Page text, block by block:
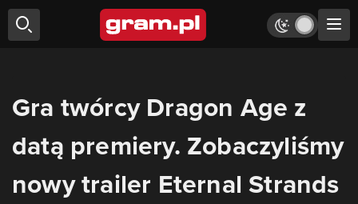
Gra twórcy Dragon Age z
datą premiery. Zobaczyliśmy
nowy trailer Eternal Strands